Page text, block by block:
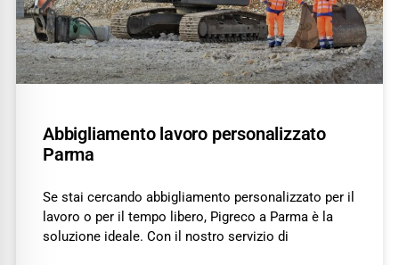
Abbigliamento lavoro personalizzato
Parma
Se stai cercando abbigliamento personalizzato per il
lavoro o per il tempo libero, Pigreco a Parma è la
soluzione ideale. Con il nostro servizio di